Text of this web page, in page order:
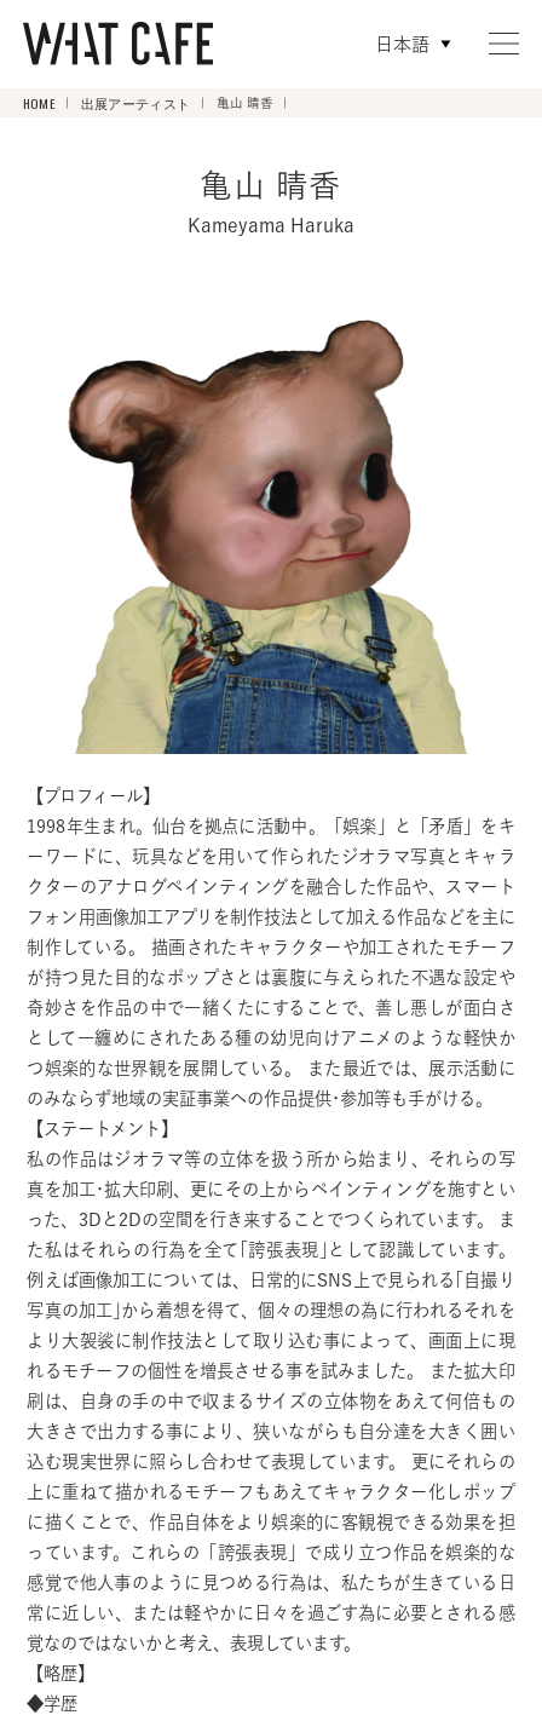
日本語
HOME 出展アーティスト 亀山 晴香
亀山 晴香
Kameyama Haruka
【プロフィール】
1998年生まれ。仙台を拠点に活動中。「娯楽」と「矛盾」をキ
ーワードに、玩具などを用いて作られたジオラマ写真とキャラ
クターのアナログペインティングを融合した作品や、スマート
フォン用画像加工アプリを制作技法として加える作品などを主に
制作している。 描画されたキャラクターや加工されたモチーフ
が持つ見た目的なポップさとは裏腹に与えられた不遇な設定や
奇妙さを作品の中で一緒くたにすることで、善し悪しが面白さ
として一纏めにされたある種の幼児向けアニメのような軽快か
つ娯楽的な世界観を展開している。 また最近では、展示活動に
のみならず地域の実証事業への作品提供･参加等も手がける。
【ステートメント】
私の作品はジオラマ等の立体を扱う所から始まり、それらの写
真を加工･拡大印刷、更にその上からペインティングを施すとい
った、3Dと2Dの空間を行き来することでつくられています。 ま
た私はそれらの行為を全て｢誇張表現｣として認識しています。
例えば画像加工については、日常的にSNS上で見られる｢自撮り
写真の加工｣から着想を得て、個々の理想の為に行われるそれを
より大袈裟に制作技法として取り込む事によって、画面上に現
れるモチーフの個性を増長させる事を試みました。 また拡大印
刷は、自身の手の中で収まるサイズの立体物をあえて何倍もの
大きさで出力する事により、狭いながらも自分達を大きく囲い
込む現実世界に照らし合わせて表現しています。 更にそれらの
上に重ねて描かれるモチーフもあえてキャラクター化しポップ
に描くことで、作品自体をより娯楽的に客観視できる効果を担
っています。これらの「誇張表現」で成り立つ作品を娯楽的な
感覚で他人事のように見つめる行為は、私たちが生きている日
常に近しい、または軽やかに日々を過ごす為に必要とされる感
覚なのではないかと考え、表現しています。
【略歴】
◆学歴